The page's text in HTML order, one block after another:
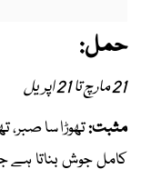
حمل:
21 مارچ تا 21 اپریل
مثبت:تھوڑا سا
کامل جوش بناتا ہے